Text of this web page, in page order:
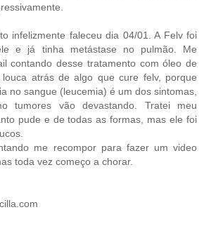
infelizmente faleceu dia 04/01. A Felv foi
e já tinha metástase no pulmão. Me
contando desse tratamento com óleo de
atrás de algo que cure felv, porque
no sangue (leucemia) é um dos sintomas,
tumores vão devastando. Tratei meu
pude e de todas as formas, mas ele foi
me recompor para fazer um video
toda vez começo a chorar.